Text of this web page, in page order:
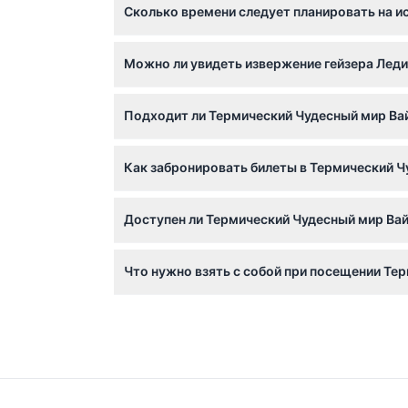
пожалуйста, уточняйте при бронировании).
Сколько времени следует планировать на
красочными геотермальными объектами и
Можно ли увидеть извержение гейзера
Подходит ли Термический Чудесный мир
колясок и инвалидных кресел, планируйте
Как забронировать билеты в Термический
будьте уверены в своих планах перед
Доступен ли Термический Чудесный мир
Что нужно взять с собой при посещении